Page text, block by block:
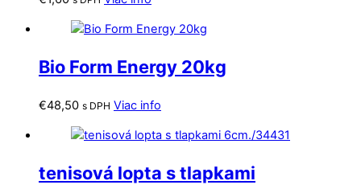
Bio Form Energy 20kg
€48,50 s DPH Viac info
tenisová lopta s tlapkami